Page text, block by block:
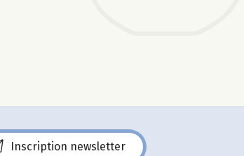
Inscription newsletter